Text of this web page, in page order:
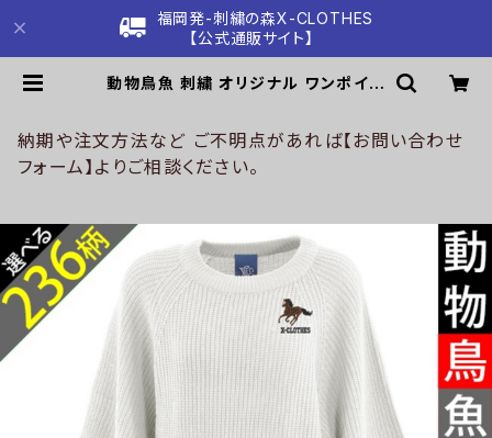
福岡発-刺繍の森X-CLOTHES
【公式通販サイト】
動物鳥魚 刺繍 オリジナル ワンポイン
きいサイズ 雑貨 グッズ 自社ブランド
柄 馬 豚 魚 クリスマス ori-a-set0
4-g06-s | 刺繍の森X-CLOTHES
納期や注文方法など ご不明点があれば【お問い合わせ
フォーム】よりご相談ください。